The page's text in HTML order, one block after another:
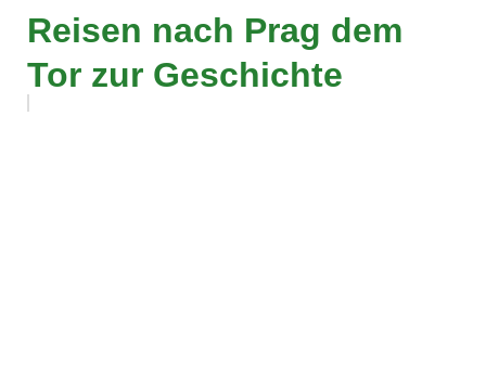
Reisen nach Prag dem
Tor zur Geschichte